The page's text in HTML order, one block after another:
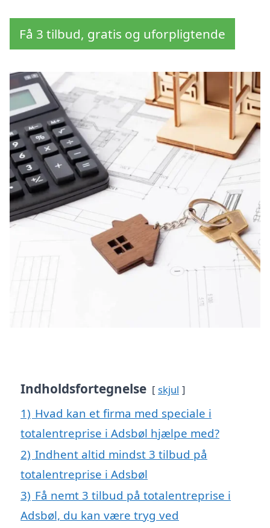
Få 3 tilbud, gratis og uforpligtende
Indholdsfortegnelse skjul
1) Hvad kan et firma med speciale i
totalentreprise i Adsbøl hjælpe med?
2) Indhent altid mindst 3 tilbud på
totalentreprise i Adsbøl
3) Få nemt 3 tilbud på totalentreprise i
Adsbøl, du kan være tryg ved